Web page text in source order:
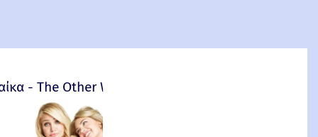
- The Other Woman – 2014